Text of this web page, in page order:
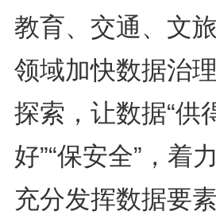
教育、交通、文
领域加快数据治
探索，让数据“供
好”“保安全”，着
充分发挥数据要